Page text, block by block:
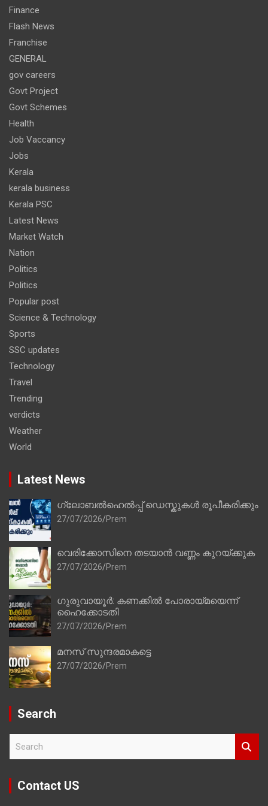
Finance
Flash News
Franchise
GENERAL
gov careers
Govt Project
Govt Schemes
Health
Job Vaccancy
Jobs
Kerala
kerala business
Kerala PSC
Latest News
Market Watch
Nation
Politics
Politics
Popular post
Science & Technology
Sports
SSC updates
Technology
Travel
Trending
verdicts
Weather
World
Latest News
ഗ്ലോബൽഹെൽപ്പ് ഡെസ്കുകൾ രൂപീകരിക്കും
27/07/2026 Prem
വെരിക്കോസിനെ തടയാൻ വണ്ണം കുറയ്ക്കുക
27/07/2026 Prem
ഗുരുവായൂർ: കണക്കിൽ പോരായ്മയെന്ന്
ഹൈക്കോടതി
27/07/2026 Prem
മനസ് സുന്ദരമാകട്ടെ
27/07/2026 Prem
Search
r
Contact US